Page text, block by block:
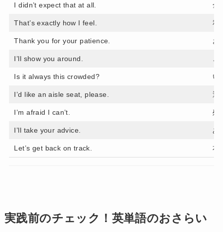
I didn’t expect that at all. 全
That’s exactly how I feel. 私
Thank you for your patience. お
I’ll show you around. ご
Is it always this crowded? い
I’d like an aisle seat, please. 通
I’m afraid I can’t. 残
I’ll take your advice. あ
Let’s get back on track. 本
実践前のチェック！英単語のおさらい